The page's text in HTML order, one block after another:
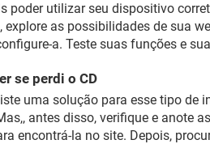
poder utilizar seu dispositivo
explore as possibilidades de sua
a. Teste suas funções e
se perdi o CD
uma solução para esse tipo de
antes disso, verifique e anote
encontrá-la no site. Depois,